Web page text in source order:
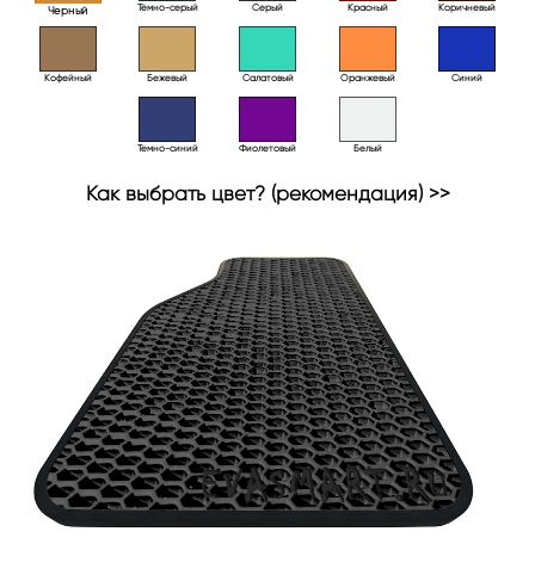
Черный Тёмно-серый Серый Красный Коричневый
Кофейный Бежевый Салатовый Оранжевый Синий
Темно-синий Фиолетовый Белый
Как выбрать цвет? (рекомендация) >>